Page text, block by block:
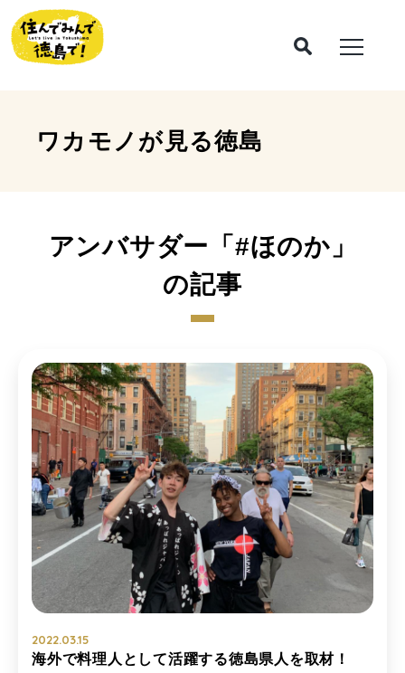
ワカモノが見る徳島
アンバサダー「#ほのか」
の記事
2022.03.15
海外で料理人として活躍する徳島県人を取材！